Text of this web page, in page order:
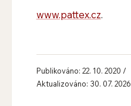
www.pattex.cz.
Publikováno: 22. 10. 2020 /
Aktualizováno: 30. 07. 2026